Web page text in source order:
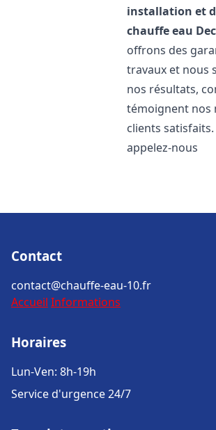
installation et
chauffe eau
offrons des
travaux et nous
nos résultats,
témoignent nos
clients
appelez-nous
Contact
contact@chauffe-eau-10.fr
Accueil Informations
Horaires
Lun-Ven: 8h-19h
Service d'urgence 24/7